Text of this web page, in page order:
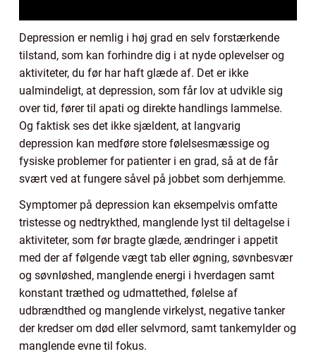
Depression er nemlig i høj grad en selv forstærkende
tilstand, som kan forhindre dig i at nyde oplevelser og
aktiviteter, du før har haft glæde af. Det er ikke
ualmindeligt, at depression, som får lov at udvikle sig
over tid, fører til apati og direkte handlings lammelse.
Og faktisk ses det ikke sjældent, at langvarig
depression kan medføre store følelsesmæssige og
fysiske problemer for patienter i en grad, så at de får
svært ved at fungere såvel på jobbet som derhjemme.
Symptomer på depression kan eksempelvis omfatte
tristesse og nedtrykthed, manglende lyst til deltagelse i
aktiviteter, som før bragte glæde, ændringer i appetit
med der af følgende vægt tab eller øgning, søvnbesvær
og søvnløshed, manglende energi i hverdagen samt
konstant træthed og udmattethed, følelse af
udbrændthed og manglende virkelyst, negative tanker
der kredser om død eller selvmord, samt tankemylder og
manglende evne til fokus.